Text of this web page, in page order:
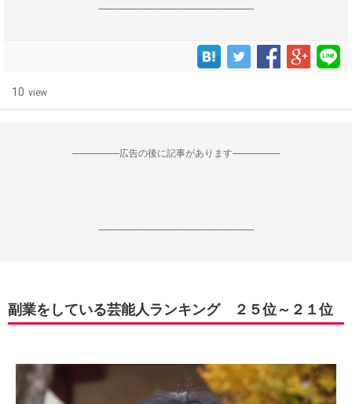
------------------------------------------------------------------
10 view
--------------------広告の後に記事があります--------------------
------------------------------------------------------------------
副業をしている芸能人ランキング ２５位～２１位